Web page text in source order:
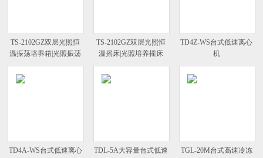
TS-2102GZ双层光照恒
温振荡培养箱|光照振荡
培养箱
TS-2102GZ双层光照恒
温摇床|光照培养摇床
TD4Z-WS台式低速离心
机
TD4A-WS台式低速离心
TDL-5A大容量台式低速
TGL-20M台式高速冷冻